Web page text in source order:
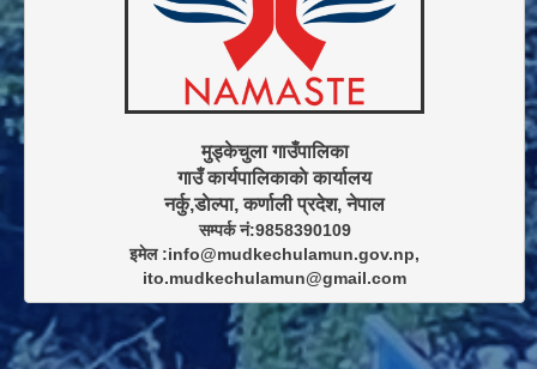
मुड्केचुला गाउँपालिका
गाउँ कार्यपालिकाकाे कार्यालय
सम्पर्क नं:9858390109
इमेल :info@mudkechulamun.gov.np,
ito.mudkechulamun@gmail.com